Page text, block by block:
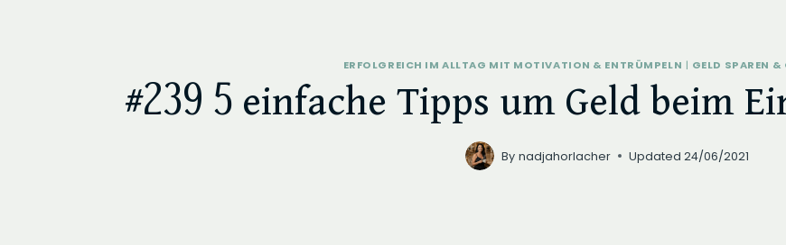
ERFOLGREICH IM ALLTAG MIT MOTIVATION & ENTRÜMPELN | GELD SPAREN
#239 5 einfache Tipps um Geld beim
By nadjahorlacher Updated 24/06/2021